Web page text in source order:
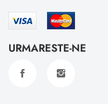
URMARESTE-NE